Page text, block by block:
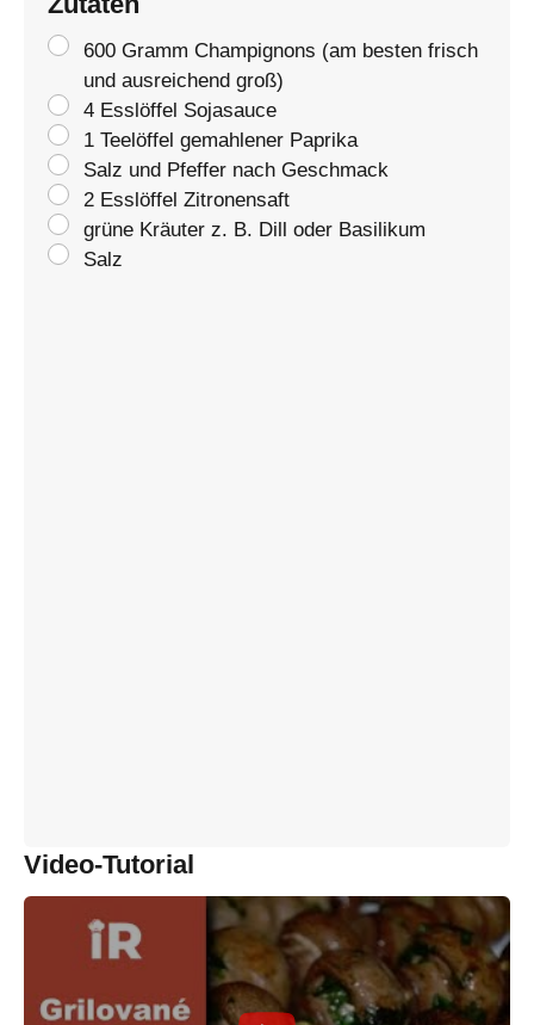
600 Gramm Champignons (am besten frisch
und ausreichend groß)
4 Esslöffel Sojasauce
1 Teelöffel gemahlener Paprika
Salz und Pfeffer nach Geschmack
2 Esslöffel Zitronensaft
grüne Kräuter z. B. Dill oder Basilikum
Salz
Video-Tutorial